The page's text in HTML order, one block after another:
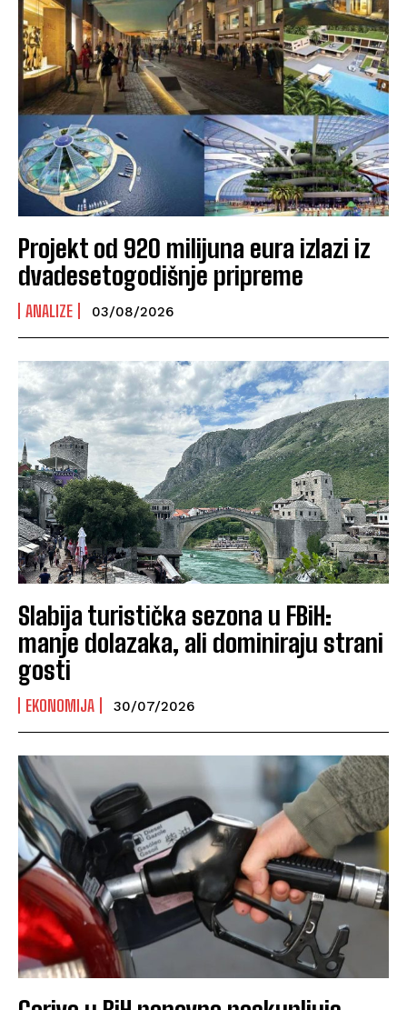
Projekt od 920 milijuna eura izlazi iz
dvadesetogodišnje pripreme
ANALIZE 03/08/2026
Slabija turistička sezona u FBiH:
manje dolazaka, ali dominiraju strani
gosti
EKONOMIJA 30/07/2026